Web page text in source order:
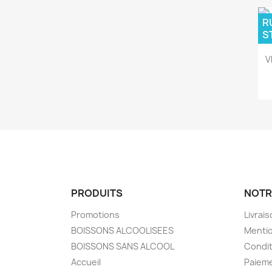
PRODUITS
Promotions
BOISSONS ALCOOLISEES
BOISSONS SANS ALCOOL
Accueil